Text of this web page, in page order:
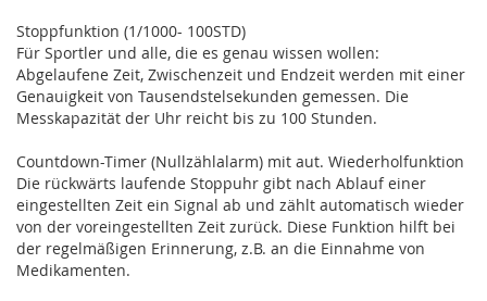
Stoppfunktion (1/1000- 100STD)
Für Sportler und alle, die es genau wissen wollen:
Abgelaufene Zeit, Zwischenzeit und Endzeit werden mit einer
Genauigkeit von Tausendstelsekunden gemessen. Die
Messkapazität der Uhr reicht bis zu 100 Stunden.
Countdown-Timer (Nullzählalarm) mit aut. Wiederholfunktion
Die rückwärts laufende Stoppuhr gibt nach Ablauf einer
eingestellten Zeit ein Signal ab und zählt automatisch wieder
von der voreingestellten Zeit zurück. Diese Funktion hilft bei
der regelmäßigen Erinnerung, z.B. an die Einnahme von
Medikamenten.